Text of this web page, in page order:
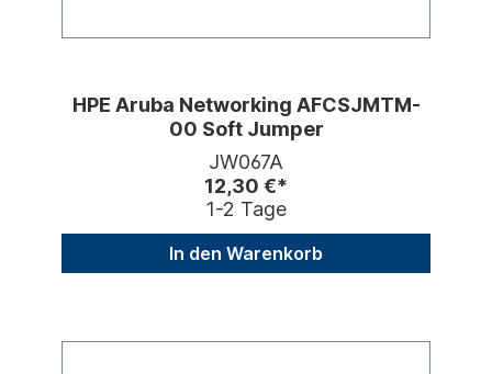
HPE Aruba Networking AFCSJMTM-
00 Soft Jumper
JW067A
12,30 €*
1-2 Tage
In den Warenkorb